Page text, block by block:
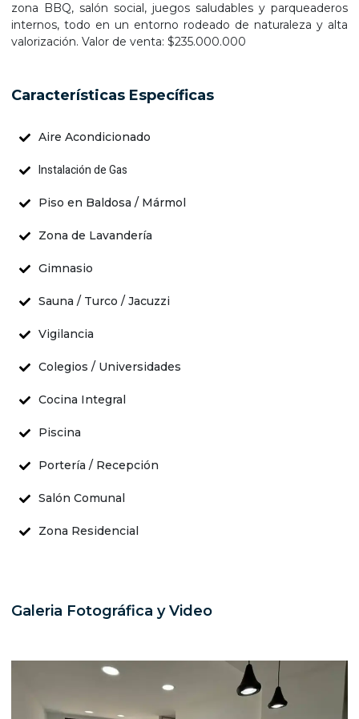
zona BBQ, salón social, juegos saludables y parqueaderos
internos, todo en un entorno rodeado de naturaleza y alta
valorización. Valor de venta: $235.000.000
Características Específicas
Aire Acondicionado
Instalación de Gas
Piso en Baldosa / Mármol
Zona de Lavandería
Gimnasio
Sauna / Turco / Jacuzzi
Vigilancia
Colegios / Universidades
Cocina Integral
Piscina
Portería / Recepción
Salón Comunal
Zona Residencial
Galeria Fotográfica y Video